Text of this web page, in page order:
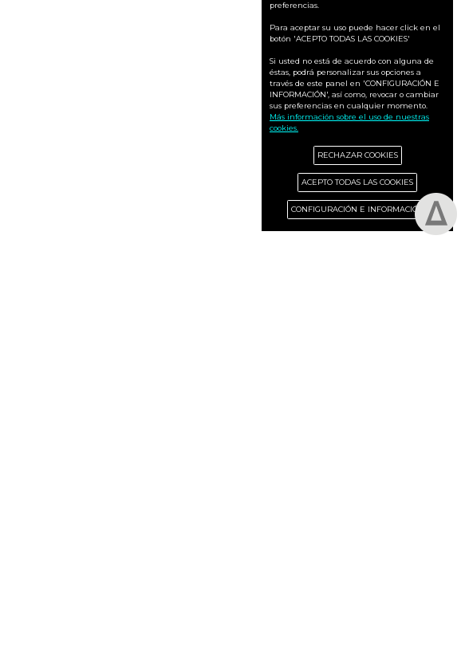
preferencias.
Para aceptar su uso puede hacer click en el
botón 'ACEPTO TODAS LAS COOKIES'
Si usted no está de acuerdo con alguna de
éstas, podrá personalizar sus opciones a
través de este panel en 'CONFIGURACIÓN E
INFORMACIÓN', así como, revocar o cambiar
sus preferencias en cualquier momento.
Más información sobre el uso de nuestras
cookies.
RECHAZAR COOKIES
ACEPTO TODAS LAS COOKIES
CONFIGURACIÓN E INFORMACIÓN